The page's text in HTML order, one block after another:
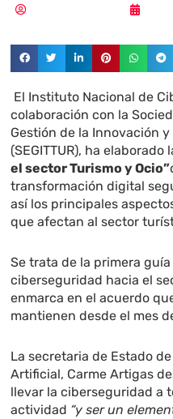
El Instituto Nacional de
colaboración con la
Gestión de la Innovación
(SEGITTUR), ha elaborado
el sector Turismo y Ocio”
transformación digital
así los principales
que afectan al sector
Se trata de la primera
ciberseguridad hacia el
enmarca en el acuerdo
mantienen desde el mes
La secretaria de Estado
Artificial, Carme Artigas
llevar la ciberseguridad a
actividad “y ser un